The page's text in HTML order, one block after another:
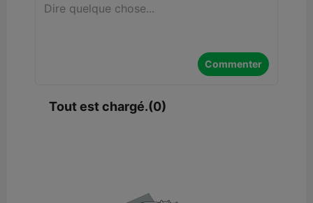
Commenter
Tout est chargé.(0)